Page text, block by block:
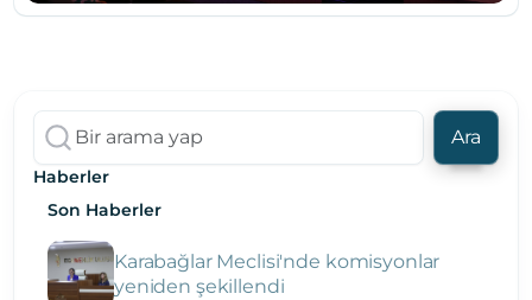
Ara
Haberler
Son Haberler
Karabağlar Meclisi'nde komisyonlar
yeniden şekillendi